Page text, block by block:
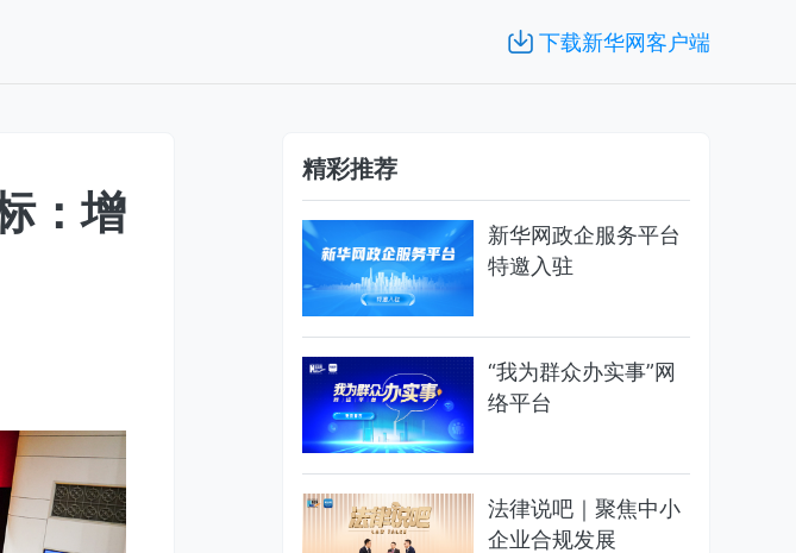
下载新华网客户端
：增
精彩推荐
新华网政企服务平台
特邀入驻
“我为群众办实事”网
络平台
法律说吧｜聚焦中小
企业合规发展